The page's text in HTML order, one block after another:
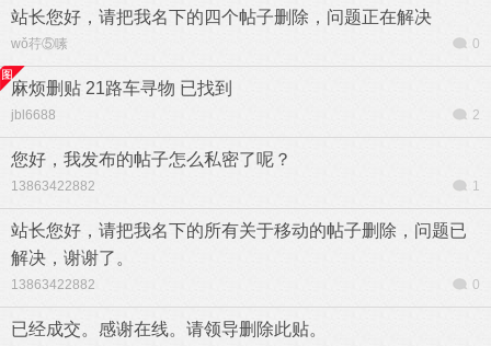
站长您好，请把我名下的四个帖子删除，问题正在解决
wǒ荇⑤嗉 0
麻烦删贴 21路车寻物 已找到
jbl6688 2
您好，我发布的帖子怎么私密了呢？
13863422882 1
站长您好，请把我名下的所有关于移动的帖子删除，问题已
解决，谢谢了。
13863422882 0
已经成交。感谢在线。请领导删除此贴。